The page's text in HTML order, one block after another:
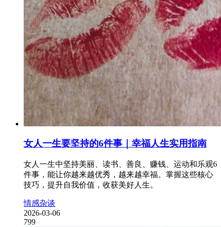
女人一生要坚持的6件事｜幸福人生实用指南
女人一生中坚持美丽、读书、善良、赚钱、运动和乐观6
件事，能让你越来越优秀，越来越幸福。掌握这些核心
技巧，提升自我价值，收获美好人生。
情感杂谈
2026-03-06
799